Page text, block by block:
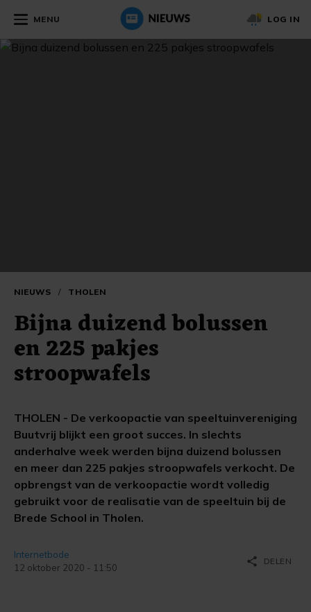
MENU LOG IN
NIEUWS / THOLEN
Bijna duizend bolussen
en 225 pakjes
stroopwafels
THOLEN - De verkoopactie van speeltuinvereniging
Buutvrij blijkt een groot succes. In slechts
anderhalve week werden bijna duizend bolussen
en meer dan 225 pakjes stroopwafels verkocht. De
opbrengst van de verkoopactie wordt volledig
gebruikt voor de realisatie van de speeltuin bij de
Brede School in Tholen.
Internetbode
12 oktober 2020 - 11:50
share DELEN